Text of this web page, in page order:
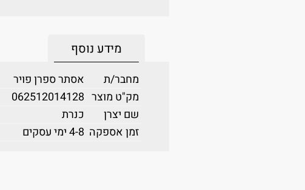
מידע נוסף
מחבר/ת
אסתר ספרן פויר
מק"ט מוצר 062512014128
שם יצרן
כנרת
זמן אספקה 4-8 ימי עסקים